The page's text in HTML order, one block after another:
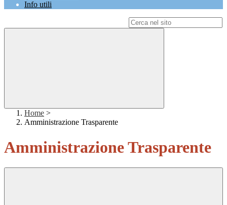
Info utili
Home >
Amministrazione Trasparente
Amministrazione Trasparente